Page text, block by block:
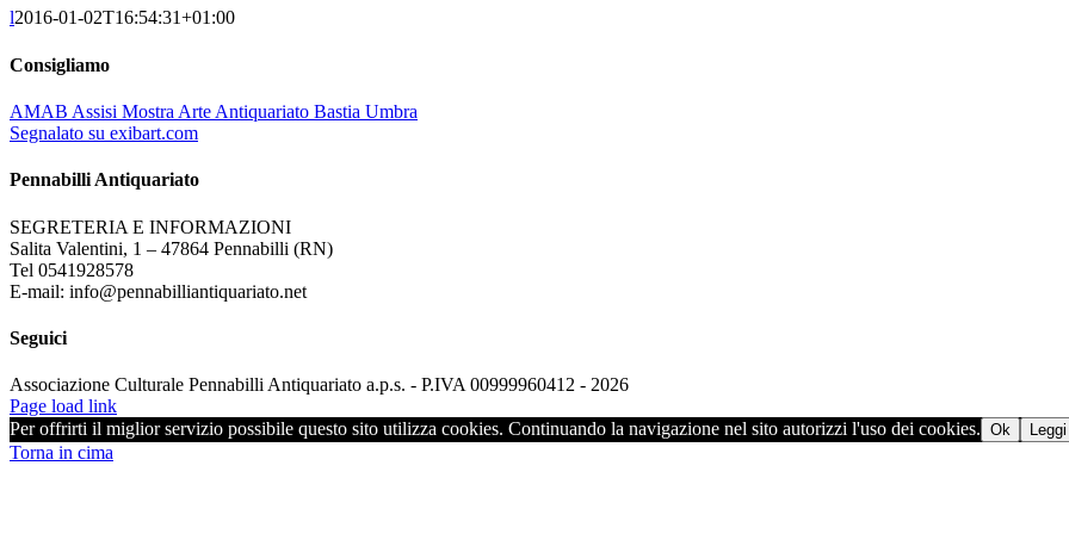
l2016-01-02T16:54:31+01:00
Consigliamo
AMAB Assisi Mostra Arte Antiquariato Bastia Umbra
Segnalato su exibart.com
Pennabilli Antiquariato
SEGRETERIA E INFORMAZIONI
Salita Valentini, 1 – 47864 Pennabilli (RN)
Tel 0541928578
E-mail: info@pennabilliantiquariato.net
Seguici
Associazione Culturale Pennabilli Antiquariato a.p.s. - P.IVA 00999960412 - 2026
Page load link
Per offrirti il miglior servizio possibile questo sito utilizza cookies. Continuando la navigazione nel sito autorizzi l'uso dei cookies. Ok
Torna in cima